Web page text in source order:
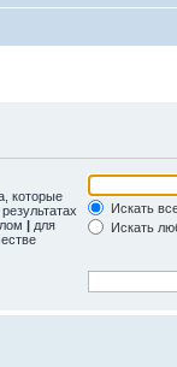
которые
| для
Искать
Искать